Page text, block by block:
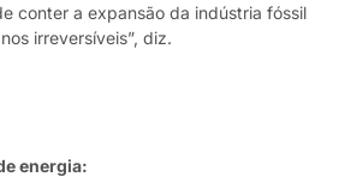
conter a expansão da indústria fóssil
irreversíveis”, diz.
energia: